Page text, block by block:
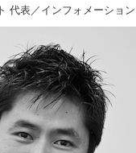
代表／インフォメーショ